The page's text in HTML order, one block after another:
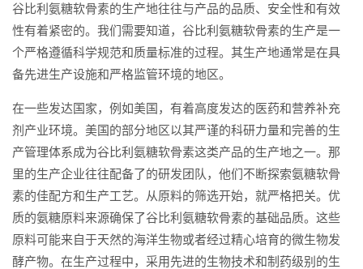
谷比利氨糖软骨素的生产地往往与产品的品质、安全性和有效
性有着紧密的。我们需要知道，谷比利氨糖软骨素的生产是一
个严格遵循科学规范和质量标准的过程。其生产地通常是在具
备先进生产设施和严格监管环境的地区。
在一些发达国家，例如美国，有着高度发达的医药和营养补充
剂产业环境。美国的部分地区以其严谨的科研力量和完善的生
产管理体系成为谷比利氨糖软骨素这类产品的生产地之一。那
里的生产企业往往配备了的研发团队，他们不断探索氨糖软骨
素的佳配方和生产工艺。从原料的筛选开始，就严格把关。优
质的氨糖原料来源确保了谷比利氨糖软骨素的基础品质。这些
原料可能来自于天然的海洋生物或者经过精心培育的微生物发
酵产物。在生产过程中，采用先进的生物技术和制药级别的生